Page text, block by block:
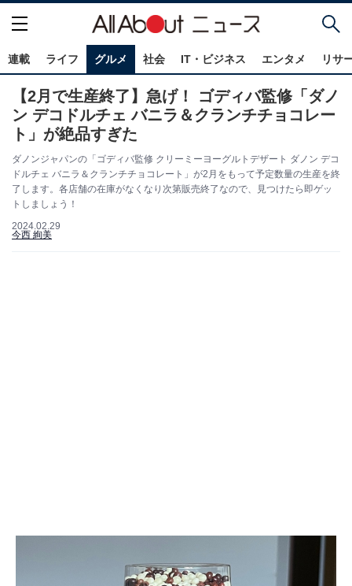
連載 ライフ グルメ 社会 IT・ビジネス エンタメ リサ
【2月で生産終了】急げ！ ゴディバ監修「ダノ
ン デコドルチェ バニラ＆クランチチョコレー
ト」が絶品すぎた
ダノンジャパンの「ゴディバ監修 クリーミーヨーグルトデザート ダノン デコ
ドルチェ バニラ＆クランチチョコレート」が2月をもって予定数量の生産を終
了します。各店舗の在庫がなくなり次第販売終了なので、見つけたら即ゲッ
トしましょう！
2024.02.29
今西 絢美